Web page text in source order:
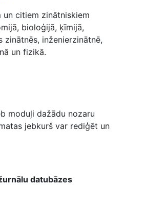
un citiem zinātniskiem
bioloģijā, ķīmijā,
zinātnēs, inženierzinātnē,
un fizikā.
moduļi dažādu nozaru
jebkurš var rediģēt un
datubāzes